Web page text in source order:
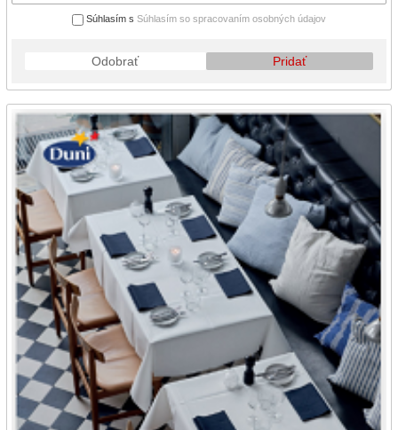
Súhlasím s Súhlasím so spracovaním osobných údajov
Odobrať Pridať